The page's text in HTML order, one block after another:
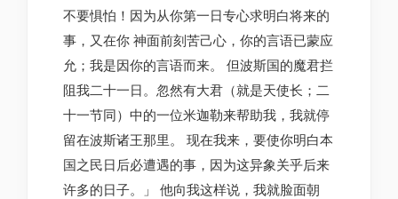
不要惧怕！因为从你第一日专心求明白将来的
事，又在你 神面前刻苦己心，你的言语已蒙应
允；我是因你的言语而来。 但波斯国的魔君拦
阻我二十一日。忽然有大君（就是天使长；二
十一节同）中的一位米迦勒来帮助我，我就停
留在波斯诸王那里。 现在我来，要使你明白本
国之民日后必遭遇的事，因为这异象关乎后来
许多的日子。」 他向我这样说，我就脸面朝